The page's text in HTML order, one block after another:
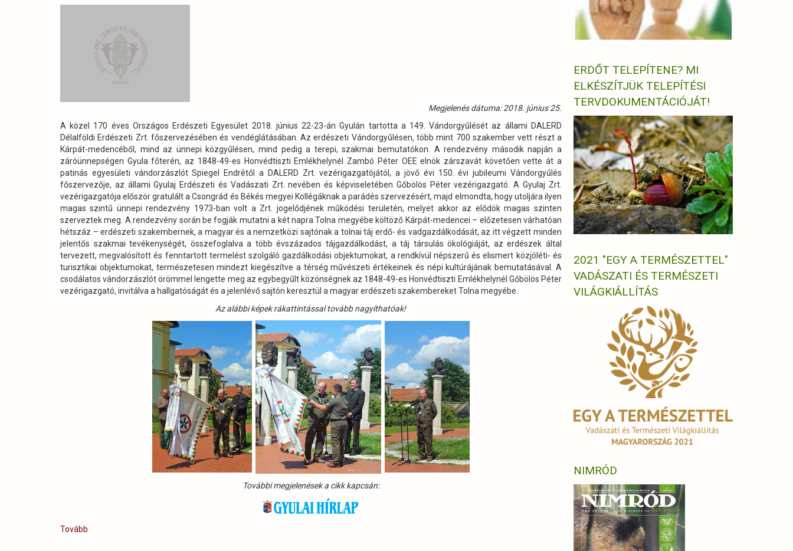
Erdészeti
génmegőrzési
nap
Zrt.-
Megjelenés dátuma: 2018. június 25.
A közel 170 éves Országos Erdészeti Egyesület 2018. június 22-23-án Gyulán tartotta a 149. Vándorgyűlését az állami DALERD
Délalföldi Erdészeti Zrt. főszervezésében és vendéglátásában. Az erdészeti Vándorgyűlésen, több mint 700 szakember vett részt a
Kárpát-medencéből, mind az ünnepi közgyűlésen, mind pedig a terepi, szakmai bemutatókon. A rendezvény második napján a
záróünnepségen Gyula főterén, az 1848-49-es Honvédtiszti Emlékhelynél Zambó Péter OEE elnök zárszavát követően vette át a
patinás egyesületi vándorzászlót Spiegel Endrétől a DALERD Zrt. vezérigazgatójától, a jövő évi 150. évi jubileumi Vándorgyűlés
főszervezője, az állami Gyulaj Erdészeti és Vadászati Zrt. nevében és képviseletében Gőbölös Péter vezérigazgató. A Gyulaj Zrt.
vezérigazgatója először gratulált a Csongrád és Békés megyei Kollégáknak a parádés szervezésért, majd elmondta, hogy utoljára ilyen
magas szintű ünnepi rendezvény 1973-ban volt a Zrt. jogelődjének működési területén, melyet akkor az elődök magas szinten
szerveztek meg. A rendezvény során be fogják mutatni a két napra Tolna megyébe költöző Kárpát-medencei – előzetesen várhatóan
hétszáz – erdészeti szakembernek, a magyar és a nemzetközi sajtónak a tolnai táj erdő- és vadgazdálkodását, az itt végzett minden
jelentős szakmai tevékenységét, összefoglalva a több évszázados tájgazdálkodást, a táj társulás ökológiáját, az erdészek által
tervezett, megvalósított és fenntartott termelést szolgáló gazdálkodási objektumokat, a rendkívül népszerű és elismert közjóléti- és
turisztikai objektumokat, természetesen mindezt kiegészítve a térség művészeti értékeinek és népi kultúrájának bemutatásával. A
csodálatos vándorzászlót örömmel lengette meg az egybegyűlt közönségnek az 1848-49-es Honvédtiszti Emlékhelynél Gőbölös Péter
vezérigazgató, invitálva a hallgatóságát és a jelenlévő sajtón keresztül a magyar erdészeti szakembereket Tolna megyébe.
Az alábbi képek rákattintással tovább nagyíthatóak!
További megjelenések a cikk kapcsán:
Tovább
ERDŐT TELEPÍTENE? MI
ELKÉSZÍTJÜK TELEPÍTÉSI
TERVDOKUMENTÁCIÓJÁT!
2021 "EGY A TERMÉSZETTEL"
VADÁSZATI ÉS TERMÉSZETI
VILÁGKIÁLLÍTÁS
NIMRÓD